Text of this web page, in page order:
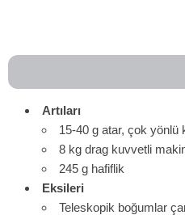
Artıları
15-40 g atar, çok yönlü
8 kg drag kuvvetli
245 g hafiflik
Eksileri
Teleskopik boğumlar